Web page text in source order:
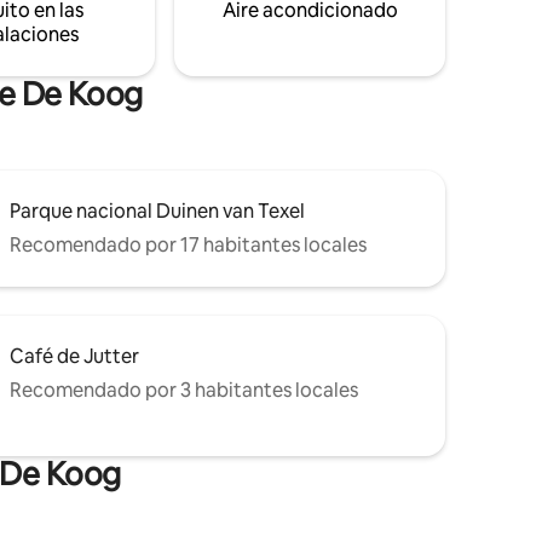
en las
Aire acondicionado
De Koog
Parque nacional Duinen van Texel
Recomendado por 17 habitantes locales
Café de Jutter
Recomendado por 3 habitantes locales
Koog